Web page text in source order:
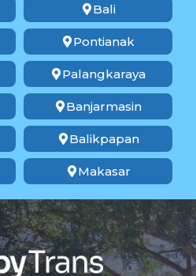
Bali
Pontianak
Palangkaraya
Banjarmasin
Balikpapan
Makasar